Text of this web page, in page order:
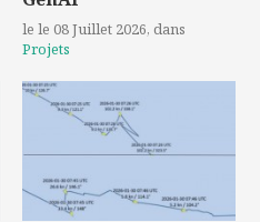
le le 08 Juillet 2026, dans
Projets